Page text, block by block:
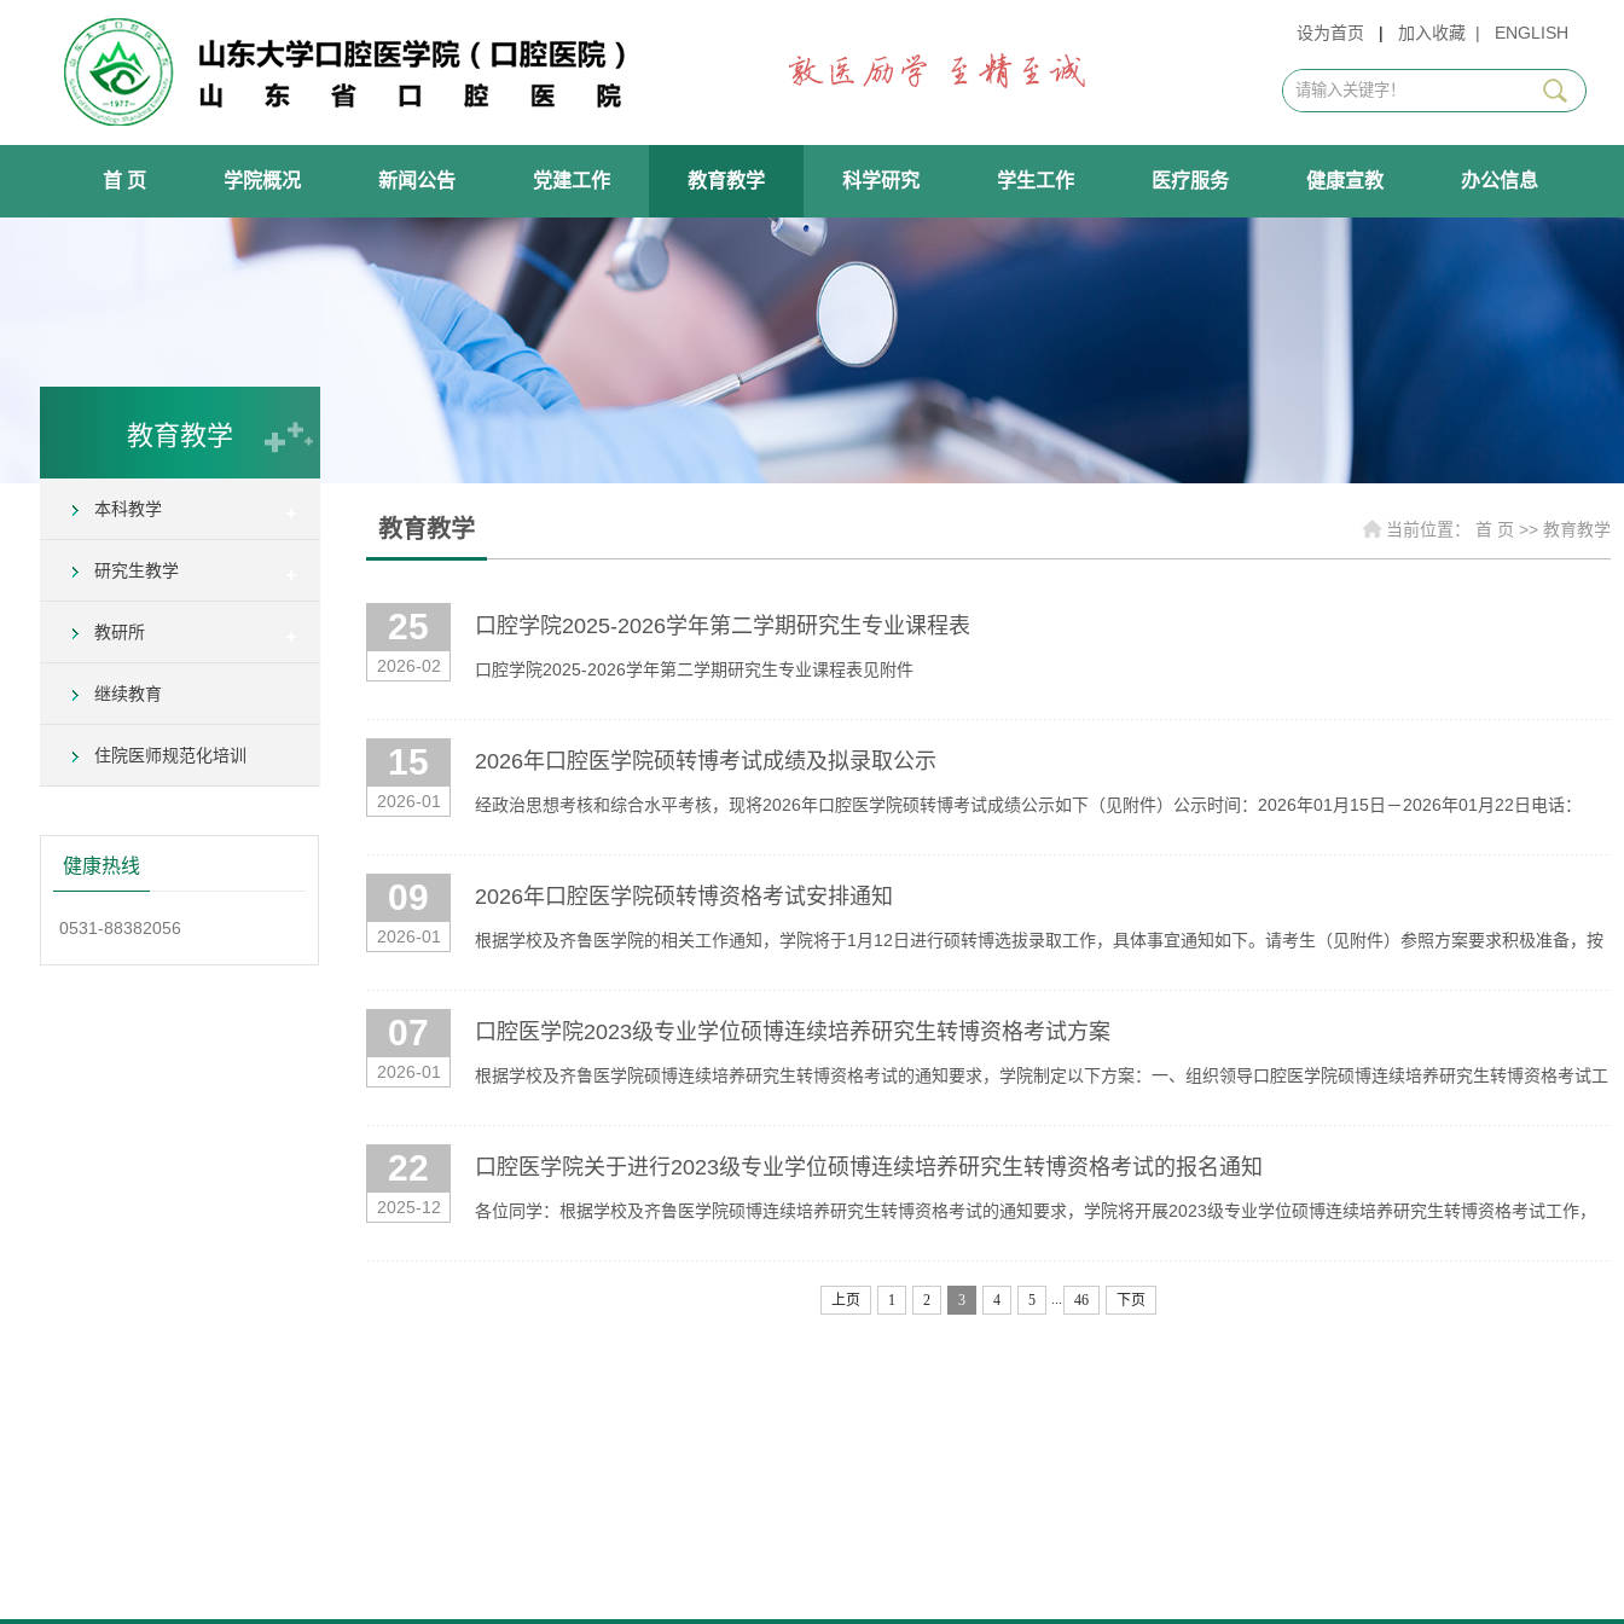
设为首页 | 加入收藏 | ENGLISH
首 页 学院概况 新闻公告 党建工作 教育教学 科学研究 学生工作 医疗服务 健康宣教 办公信息
教育教学
本科教学
研究生教学
教研所
继续教育
住院医师规范化培训
健康热线
0531-88382056
教育教学 当前位置： 首 页 >> 教育教学
25
2026-02
口腔学院2025-2026学年第二学期研究生专业课程表
口腔学院2025-2026学年第二学期研究生专业课程表见附件
15
2026-01
2026年口腔医学院硕转博考试成绩及拟录取公示
经政治思想考核和综合水平考核，现将2026年口腔医学院硕转博考试成绩公示如下（见附件）公示时间：2026年01月15日－2026年01月22日电话：
09
2026-01
2026年口腔医学院硕转博资格考试安排通知
根据学校及齐鲁医学院的相关工作通知，学院将于1月12日进行硕转博选拔录取工作，具体事宜通知如下。请考生（见附件）参照方案要求积极准备，按
07
2026-01
口腔医学院2023级专业学位硕博连续培养研究生转博资格考试方案
根据学校及齐鲁医学院硕博连续培养研究生转博资格考试的通知要求，学院制定以下方案：一、组织领导口腔医学院硕博连续培养研究生转博资格考试工
22
2025-12
口腔医学院关于进行2023级专业学位硕博连续培养研究生转博资格考试的报名通知
各位同学：根据学校及齐鲁医学院硕博连续培养研究生转博资格考试的通知要求，学院将开展2023级专业学位硕博连续培养研究生转博资格考试工作，
上页 1 2 3 4 5 46 下页